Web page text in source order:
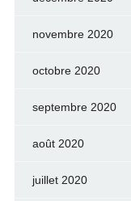
novembre 2020
octobre 2020
septembre 2020
août 2020
juillet 2020